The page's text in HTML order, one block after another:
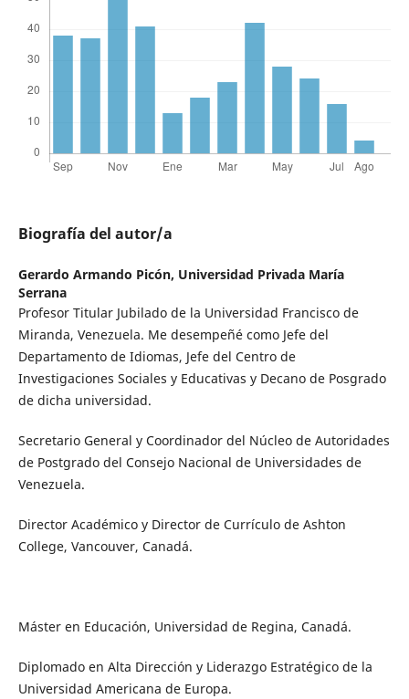
Biografía del autor/a
Gerardo Armando Picón, Universidad Privada María
Serrana
Profesor Titular Jubilado de la Universidad Francisco de
Miranda, Venezuela. Me desempeñé como Jefe del
Departamento de Idiomas, Jefe del Centro de
Investigaciones Sociales y Educativas y Decano de Posgrado
de dicha universidad.
Secretario General y Coordinador del Núcleo de Autoridades
de Postgrado del Consejo Nacional de Universidades de
Venezuela.
Director Académico y Director de Currículo de Ashton
College, Vancouver, Canadá.
Máster en Educación, Universidad de Regina, Canadá.
Diplomado en Alta Dirección y Liderazgo Estratégico de la
Universidad Americana de Europa.